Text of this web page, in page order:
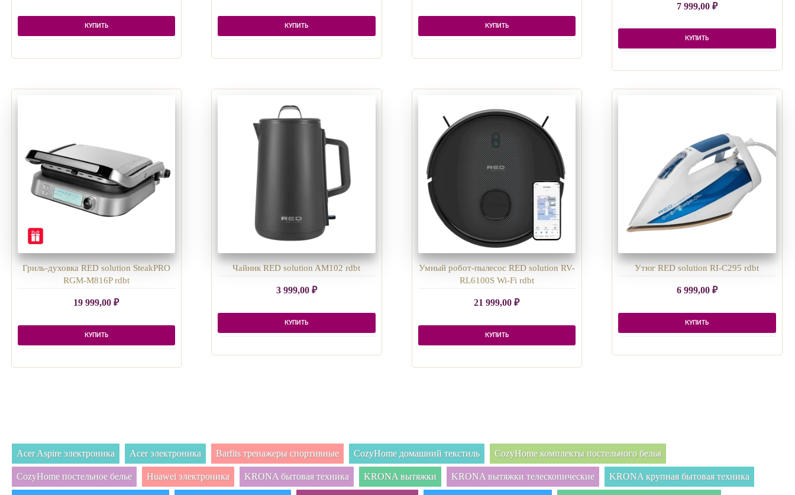
КУПИТЬ КУПИТЬ КУПИТЬ
7 999,00 ₽
КУПИТЬ
Гриль-духовка RED solution SteakPRO
RGM-M816P rdbt
19 999,00₽
КУПИТЬ
Чайник RED solution AM102 rdbt
3 999,00 ₽
КУПИТЬ
Умный робот-пылесос RED solution RV-
RL6100S Wi-Fi rdbt
21 999,00₽
КУПИТЬ
Утюг RED solution RI-C295 rdbt
6 999,00 ₽
КУПИТЬ
Acer Aspire электроника Acer электроника Barfits тренажеры спортивные CozyHome домашний текстиль CozyHome комплекты постельного белья
CozyHome постельное белье Huawei электроника KRONA бытовая техника KRONA вытяжки KRONA вытяжки телескопические KRONA крупная бытовая техника